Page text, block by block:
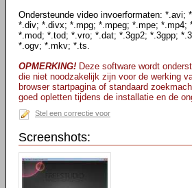
Ondersteunde video invoerformaten: *.avi;
*.div; *.divx; *.mpg; *.mpeg; *.mpe;
*.mod; *.tod; *.vro; *.dat; *.3gp2; *.3gpp;
*.ogv; *.mkv; *.ts.
OPMERKING! Deze software wordt
die niet noodzakelijk zijn voor de werking
browser startpagina of standaard
goed opletten tijdens de installatie en de
Stel een correctie voor
Screenshots: